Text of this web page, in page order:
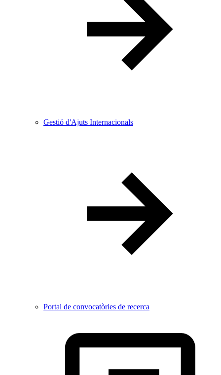
Gestió d'Ajuts Internacionals
Portal de convocatòries de recerca